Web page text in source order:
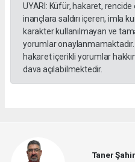
UYARI: Küfür, hakaret,
inançlara saldırı içeren, imla
karakter kullanılmayan ve
yorumlar
hakaret içerikli yorumlar
dava açılabilmektedir.
Taner